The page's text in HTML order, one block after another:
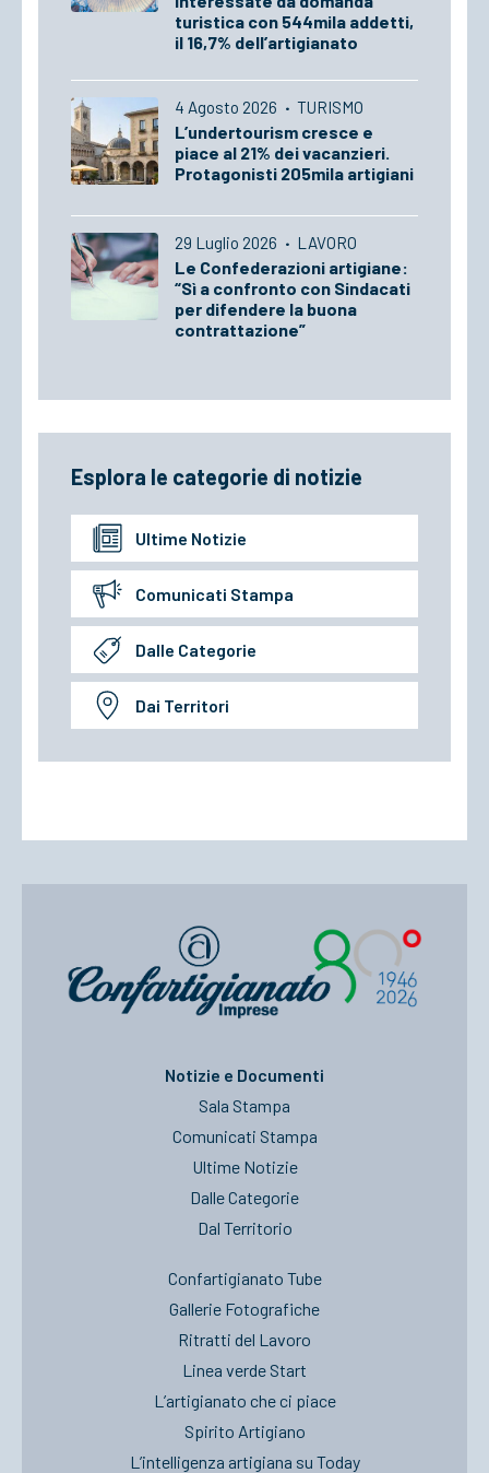
turistica con 544mila addetti,
il 16,7% dell’artigianato
4 Agosto 2026 · TURISMO
L’undertourism cresce e
piace al 21% dei vacanzieri.
Protagonisti 205mila artigiani
29 Luglio 2026 · LAVORO
Le Confederazioni artigiane:
“Sì a confronto con Sindacati
per difendere la buona
contrattazione”
Esplora le categorie di notizie
Ultime Notizie
Comunicati Stampa
Dalle Categorie
Dai Territori
Notizie e Documenti
Sala Stampa
Comunicati Stampa
Ultime Notizie
Dalle Categorie
Dal Territorio
Confartigianato Tube
Gallerie Fotografiche
Ritratti del Lavoro
Linea verde Start
L’artigianato che ci piace
Spirito Artigiano
L’intelligenza artigiana su Today